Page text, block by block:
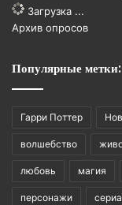
Загрузка ...
Архив опросов
Популярные метки:
Гарри Поттер
волшебство
любовь магия
персонажи